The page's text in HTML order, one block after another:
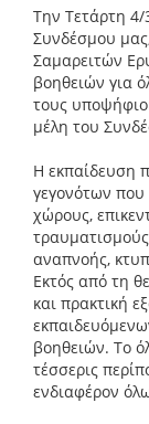
Την Τετάρτη
Συνδέσμου
Σαμαρειτών
βοηθειών για
τους
μέλη του
Η εκπαίδευση
γεγονότων
χώρους,
αναπνοής,
Εκτός από τη
και πρακτική
βοηθειών. Το
τέσσερις
ενδιαφέρον